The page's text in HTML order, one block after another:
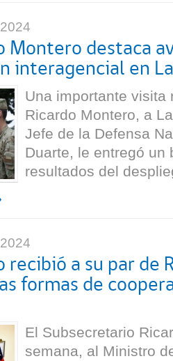
Montero destaca
interagencial en
Una importante visita
Ricardo Montero, a
Jefe de la Defensa
Duarte, le entregó un
resultados del
recibió a su par de
formas de
El Subsecretario
semana, al Ministro